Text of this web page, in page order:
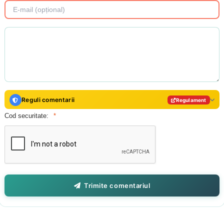
Reguli comentarii Regulament
Cod securitate:
Trimite comentariul